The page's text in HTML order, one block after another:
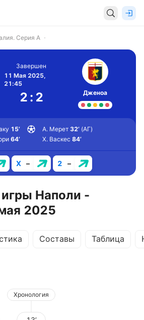
Серия А
Завершен
11 Мая 2025,
21:45
2 : 2 Дженоа
15’
64’
А. Мерет 32’ (АГ)
Х. Васкес 84’
X – 2 –
Наполи -
2025
Составы Таблица
Хронология